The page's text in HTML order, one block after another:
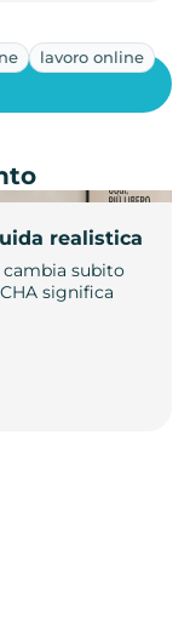
lavoro online
realistica
cambia subito
significa